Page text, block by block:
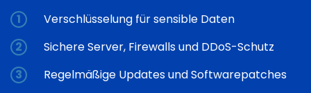
Verschlüsselung für sensible Daten
Sichere Server, Firewalls und DDoS-Schutz
Regelmäßige Updates und Softwarepatches